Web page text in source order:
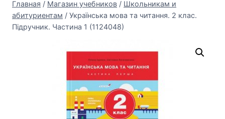
Главная / Магазин учебников / Школьникам и
абитуриентам / Українська мова та читання. 2 клас.
Підручник. Частина 1 (1124048)